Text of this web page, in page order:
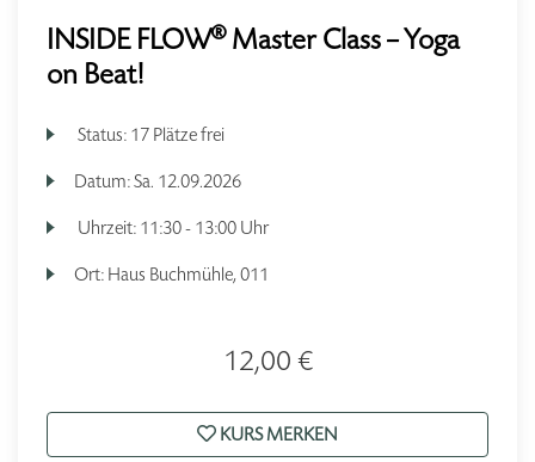
INSIDE FLOW® Master Class – Yoga
on Beat!
Status: 17 Plätze frei
Datum:Sa. 12.09.2026
Uhrzeit: 11:30 - 13:00 Uhr
Ort: Haus Buchmühle, 011
12,00 €
KURS MERKEN